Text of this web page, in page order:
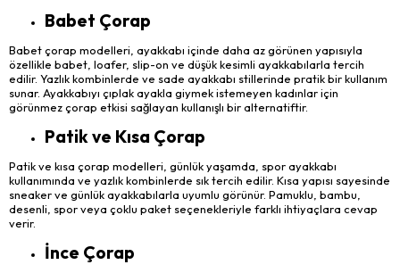
Babet Çorap
Babet çorap modelleri, ayakkabı içinde daha az görünen yapısıyla
özellikle babet, loafer, slip-on ve düşük kesimli ayakkabılarla tercih
edilir. Yazlık kombinlerde ve sade ayakkabı stillerinde pratik bir kullanım
sunar. Ayakkabıyı çıplak ayakla giymek istemeyen kadınlar için
görünmez çorap etkisi sağlayan kullanışlı bir alternatiftir.
Patik ve Kısa Çorap
Patik ve kısa çorap modelleri, günlük yaşamda, spor ayakkabı
kullanımında ve yazlık kombinlerde sık tercih edilir. Kısa yapısı sayesinde
sneaker ve günlük ayakkabılarla uyumlu görünür. Pamuklu, bambu,
desenli, spor veya çoklu paket seçenekleriyle farklı ihtiyaçlara cevap
verir.
İnce Çorap